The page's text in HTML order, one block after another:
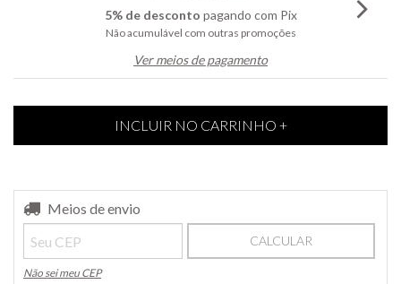
5% de desconto pagando com Pix
Não acumulável com outras promoções
Ver meios de pagamento
Entregas para o CEP:
Meios de envio
CALCULAR
Não sei meu CEP